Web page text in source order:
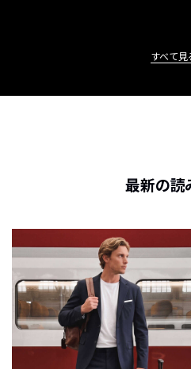
すべて見
最新の読